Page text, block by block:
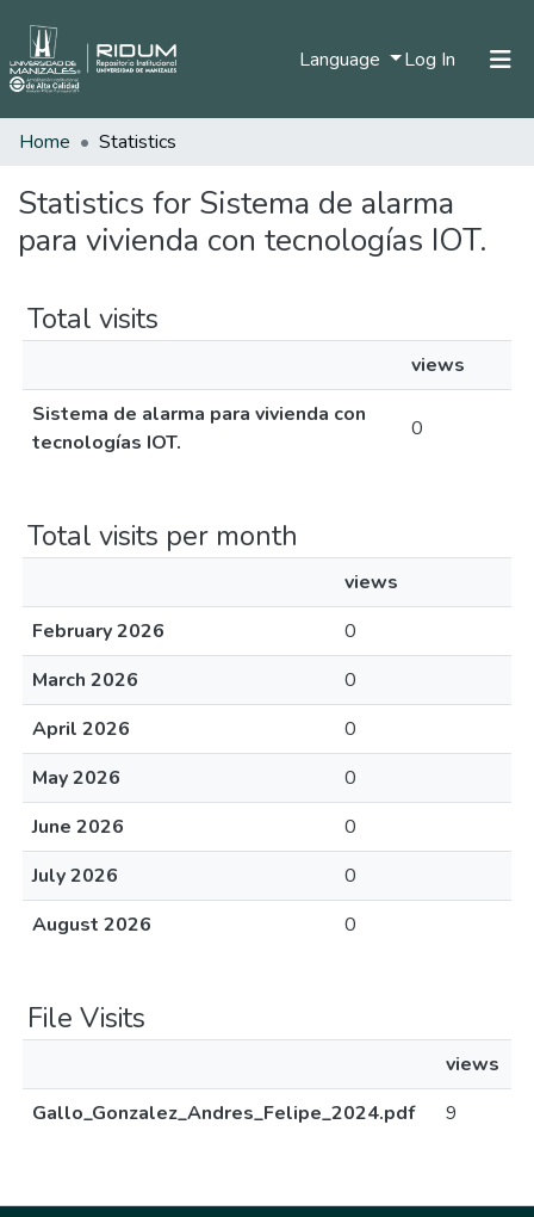
Language Log In (current)
Communities & Collections
All of DSpace
Home Statistics
Statistics for Sistema de alarma
para vivienda con tecnologías IOT.
Total visits
views
Sistema de alarma para vivienda con
tecnologías IOT.
0
Total visits per month
views
February 2026
0
March 2026
0
April 2026
0
May 2026
0
June 2026
0
July 2026
0
August 2026
0
File Visits
views
Gallo_Gonzalez_Andres_Felipe_2024.pdf
9